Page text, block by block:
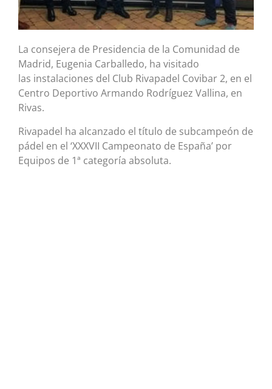
La consejera de Presidencia de la Comunidad de
Madrid, Eugenia Carballedo, ha visitado
las instalaciones del Club Rivapadel Covibar 2, en el
Centro Deportivo Armando Rodríguez Vallina, en
Rivas.
Rivapadel ha alcanzado el título de subcampeón de
pádel en el ‘XXXVII Campeonato de España’ por
Equipos de 1ª categoría absoluta.